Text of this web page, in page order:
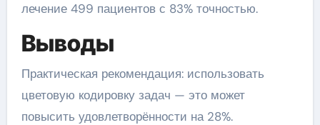
лечение 499 пациентов с 83% точностью.
Выводы
Практическая рекомендация: использовать
цветовую кодировку задач — это может
повысить удовлетворённости на 28%.